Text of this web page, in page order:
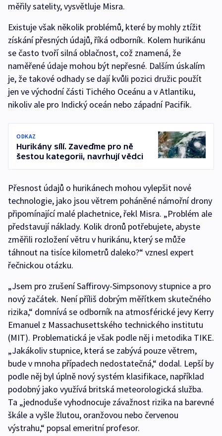
měřily satelity, vysvětluje Misra.
Existuje však několik problémů, které by mohly ztížit
získání přesných údajů, říká odborník. Kolem hurikánu
se často tvoří silná oblačnost, což znamená, že
naměřené údaje mohou být nepřesné. Dalším úskalím
je, že takové odhady se dají kvůli pozici družic použít
jen ve východní části Tichého Oceánu a v Atlantiku,
nikoliv ale pro Indický oceán nebo západní Pacifik.
ODKAZ
Hurikány sílí. Zaveďme pro ně
šestou kategorii, navrhují vědci
Přesnost údajů o hurikánech mohou vylepšit nové
technologie, jako jsou větrem poháněné námořní drony
připomínající malé plachetnice, řekl Misra. „Problém ale
představují náklady. Kolik dronů potřebujete, abyste
změřili rozložení větru v hurikánu, který se může
táhnout na tisíce kilometrů daleko?“ vznesl expert
řečnickou otázku.
„Jsem pro zrušení Saffirovy-Simpsonovy stupnice a pro
nový začátek. Není příliš dobrým měřítkem skutečného
rizika,“ domnívá se odborník na atmosférické jevy Kerry
Emanuel z Massachusettského technického institutu
(MIT). Problematická je však podle něj i metodika TIKE.
„Jakákoliv stupnice, která se zabývá pouze větrem,
bude v mnoha případech nedostatečná,“ dodal. Lepší by
podle něj byl úplně nový systém klasifikace, například
podobný jako využívá britská meteorologická služba.
Ta „jednoduše vyhodnocuje závažnost rizika na barevné
škále a vyšle žlutou, oranžovou nebo červenou
výstrahu,“ popsal emeritní profesor.